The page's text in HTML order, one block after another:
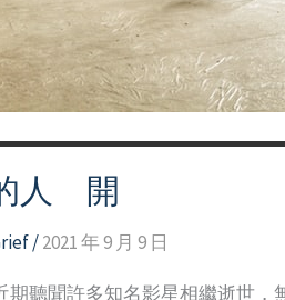
人離開
/2021 年 9 月 9 日
期聽聞許多知名影星相繼逝世